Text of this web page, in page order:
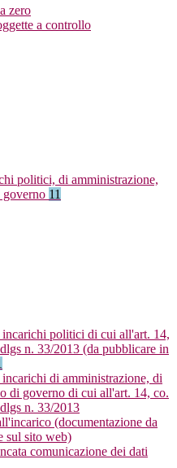
zero
a controllo
politici, di amministrazione,
11
politici di cui all'art. 14,
n. 33/2013 (da pubblicare in
di amministrazione, di
di governo di cui all'art. 14, co.
n. 33/2013
(documentazione da
sul sito web)
comunicazione dei dati